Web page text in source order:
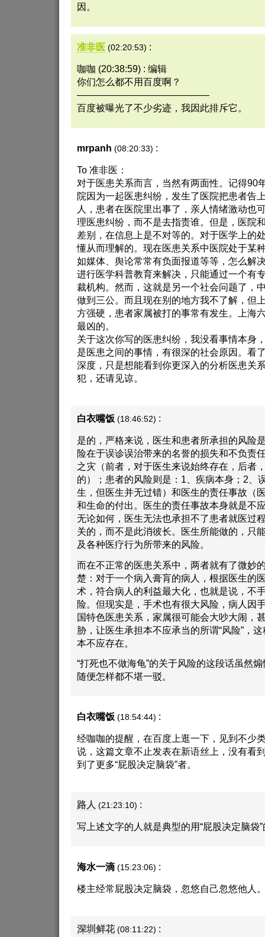
因。
准非医 (02:20:53) :
咖咖 (20:38:59) : 编辑
你们怎么都不用百度啊？
——————————————
百度被曝光了不少劣迹，我因此排斥它。
mrpanh (08:20:33) :
To 准非医：
对于医患关系而言，当然有两面性。记得90
院因为一起医患纠纷，发生了医院把患者告
人，患者在医院里出事了，亲人情绪激动也
理医患纠纷，而不是去指责谁。但是，医院
差别，在信息上是不对等的。对于医学上的
懂从而理解的。现在医患关系中医院处于某
如媒体、舆论常常有负面报道等等，怎么解
进行医学科普教育来解决，只能通过一个有
裁机构。然而，这就是另一个社会问题了，
做到三公。而且现在别的地方我不了解，但
方强硬，患者家属被打的事常有发生。上海
最凶的。
关于这次你写的医患纠纷，我没看事情本身
是医患之间的事情，有很深的社会原因。看
深度，只是想能看到你更深入的分析医患关
犯，还请见谅。
白衣嘴饭 (18:46:52) :
是的，严格来说，医生和患者所承担的风险
险在于误诊误治带来的名誉的损失和不负责
之灾（前者，对于医生来说始终存在，后者
的）；患者的风险则是：1、疾病本身；2、
生，但医生并无过错）和医生的责任事故（
和生命的付出。医生的责任事故本身就是不
无论如何，医生无法也承担不了患者就医过
关的，而不是此消彼长。医生所能做的，只
及各种医疗行为所带来的风险。
而在不正常的医患关系中，两者就有了微妙
楚：对于一个病入膏肓的病人，根据医生的
术，符合病人的利益最大化，也就是说，不
险。但现实是，手术也有很大风险，病人因
国特色医患关系，家属很可能会大吵大闹，
胁，让医生承担本不应承当的所谓“风险”，
本不应存在。
“打死也不做海龟”的关于风险的这段话虽然
随便怎样都不堪一驳。
白衣嘴饭 (18:54:44) :
经咖咖的提醒，在百度上逛一下，见到不少
说，这篇文章不止发表在新语丝上，没有看
到了更多“屁股决定脑袋”者。
路人 (21:23:10) :
写上述文字的人就是典型的用“屁股决定脑袋
海水一滴 (15:23:06) :
楼主经常屁股决定脑袋，忽悠自己忽悠他人
深圳鲜花 (08:11:22) :